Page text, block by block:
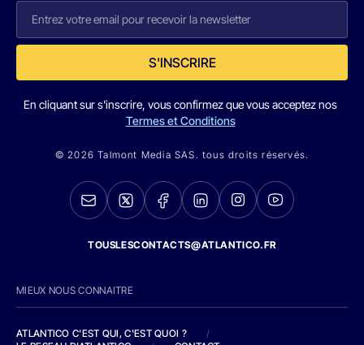
S'INSCRIRE
En cliquant sur s'inscrire, vous confirmez que vous acceptez nos
Termes et Conditions
© 2026 Talmont Media SAS. tous droits réservés.
TOUSLESCONTACTS@ATLANTICO.FR
MIEUX NOUS CONNAITRE
ATLANTICO C'EST QUI, C'EST QUOI ?
/